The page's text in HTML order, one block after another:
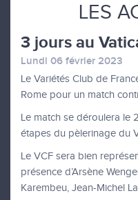
LES
3 jours au
Lundi 06 février 2023
Le Variétés Club de
Rome pour un match
Le match se déroulera le
étapes du pèlerinage du
Le VCF sera bien
présence d’Arsène
Karembeu, Jean-Michel